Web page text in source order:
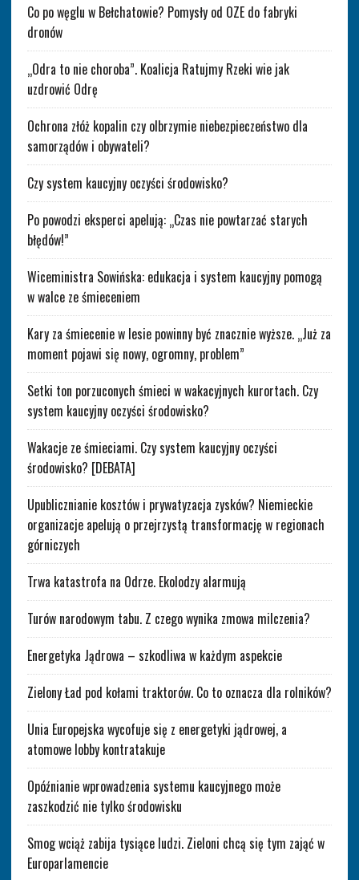
Co po węglu w Bełchatowie? Pomysły od OZE do fabryki
dronów
„Odra to nie choroba”. Koalicja Ratujmy Rzeki wie jak
uzdrowić Odrę
Ochrona złóż kopalin czy olbrzymie niebezpieczeństwo dla
samorządów i obywateli?
Czy system kaucyjny oczyści środowisko?
Po powodzi eksperci apelują: „Czas nie powtarzać starych
błędów!”
Wiceministra Sowińska: edukacja i system kaucyjny pomogą
w walce ze śmieceniem
Kary za śmiecenie w lesie powinny być znacznie wyższe. „Już za
moment pojawi się nowy, ogromny, problem”
Setki ton porzuconych śmieci w wakacyjnych kurortach. Czy
system kaucyjny oczyści środowisko?
Wakacje ze śmieciami. Czy system kaucyjny oczyści
środowisko? [DEBATA]
Upublicznianie kosztów i prywatyzacja zysków? Niemieckie
organizacje apelują o przejrzystą transformację w regionach
górniczych
Trwa katastrofa na Odrze. Ekolodzy alarmują
Turów narodowym tabu. Z czego wynika zmowa milczenia?
Energetyka Jądrowa – szkodliwa w każdym aspekcie
Zielony Ład pod kołami traktorów. Co to oznacza dla rolników?
Unia Europejska wycofuje się z energetyki jądrowej, a
atomowe lobby kontratakuje
Opóźnianie wprowadzenia systemu kaucyjnego może
zaszkodzić nie tylko środowisku
Smog wciąż zabija tysiące ludzi. Zieloni chcą się tym zająć w
Europarlamencie